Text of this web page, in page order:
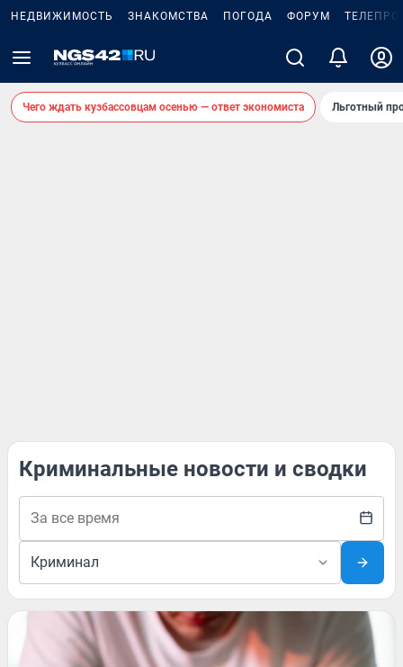
НЕДВИЖИМОСТЬ ЗНАКОМСТВА ПОГОДА ФОРУМ
Чего ждать кузбассовцам осенью — ответ экономиста Льготный
Криминальные новости и сводки